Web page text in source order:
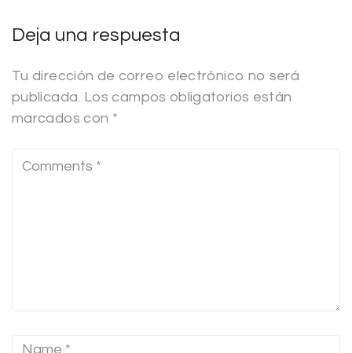
Deja una respuesta
Tu dirección de correo electrónico no será
publicada. Los campos obligatorios están
marcados con *